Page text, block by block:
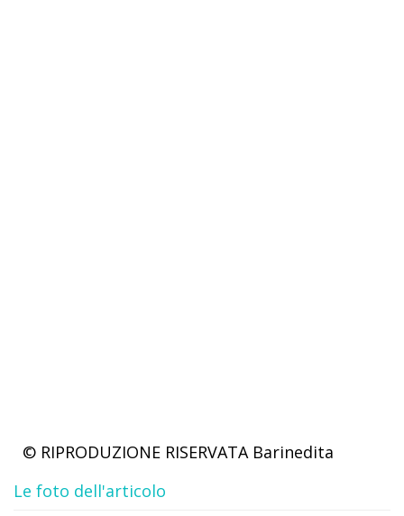
© RIPRODUZIONE RISERVATA Barinedita
Le foto dell'articolo